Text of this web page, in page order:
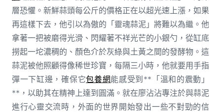
層恐懼。新鮮蒜頭每公斤的價格正在以超光速上漲，如果
再這樣下去，他引以為傲的「靈魂蒜泥」將難以為繼。他
拿著一把被磨得光滑、閃耀著不祥光芒的小銀勺，從缸底
撈起一坨濃稠的、顏色介於灰綠與土黃之間的發酵物。這
蒜泥被他照顧得像稀世珍寶，每隔三小時，他就要用手指
彈一下缸邊，確保它包養網能感受到**「溫和的震動」
**，以助其在精神上達到圓滿。就在廖沾沾專注於與蒜泥
進行心靈交流時，外面的世界開始發出一些不對勁的信